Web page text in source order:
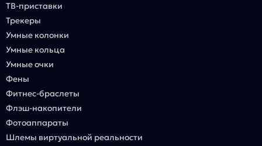
ТВ-приставки
Трекеры
Умные колонки
Умные кольца
Умные очки
Фены
Фитнес-браслеты
Флэш-накопители
Фотоаппараты
Шлемы виртуальной реальности